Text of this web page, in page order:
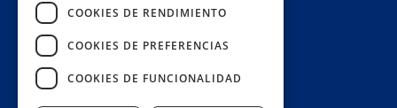
Muro de donantes
Únete aquí
COOKIES DE RENDIMIENTO
COOKIES DE PREFERENCIAS
COOKIES DE FUNCIONALIDAD